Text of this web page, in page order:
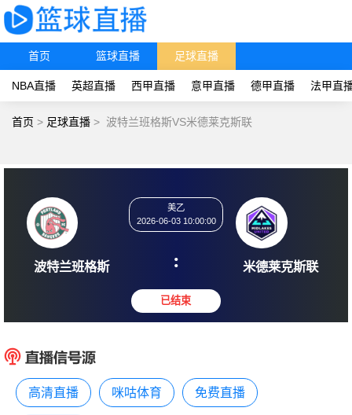
首页 篮球直播 足球直播
NBA直播 英超直播 西甲直播 意甲直播 德甲直播 法甲直
首页 > 足球直播 > 波特兰班格斯VS米德莱克斯联
波特兰班格斯
2026-06-03 10:00:00
: 米德莱
高清直播 咪咕体育 免费直播